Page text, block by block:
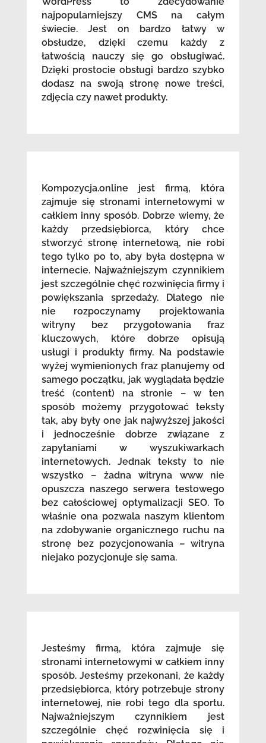
najpopularniejszy CMS na całym
świecie. Jest on bardzo łatwy w
obsłudze, dzięki czemu każdy z
łatwością nauczy się go obsługiwać.
Dzięki prostocie obsługi bardzo szybko
dodasz na swoją stronę nowe treści,
zdjęcia czy nawet produkty.
Kompozycja.online jest firmą, która
zajmuje się stronami internetowymi w
całkiem inny sposób. Dobrze wiemy, że
każdy przedsiębiorca, który chce
stworzyć stronę internetową, nie robi
tego tylko po to, aby była dostępna w
internecie. Najważniejszym czynnikiem
jest szczególnie chęć rozwinięcia firmy i
powiększania sprzedaży. Dlatego nie
nie rozpoczynamy projektowania
witryny bez przygotowania fraz
kluczowych, które dobrze opisują
usługi i produkty firmy. Na podstawie
wyżej wymienionych fraz planujemy od
samego początku, jak wyglądała będzie
treść (content) na stronie – w ten
sposób możemy przygotować teksty
tak, aby były one jak najwyższej jakości
i jednocześnie dobrze związane z
zapytaniami w wyszukiwarkach
internetowych. Jednak teksty to nie
wszystko – żadna witryna www nie
opuszcza naszego serwera testowego
bez całościowej optymalizacji SEO. To
właśnie ona pozwala naszym klientom
na zdobywanie organicznego ruchu na
stronę bez pozycjonowania – witryna
niejako pozycjonuje się sama.
Jesteśmy firmą, która zajmuje się
stronami internetowymi w całkiem inny
sposób. Jesteśmy przekonani, że każdy
przedsiębiorca, który potrzebuje strony
internetowej, nie robi tego dla sportu.
Najważniejszym czynnikiem jest
szczególnie chęć rozwinięcia się i